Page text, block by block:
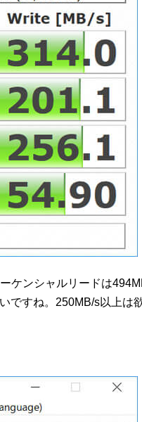
ケンシャルリードは
ですね。250MB/s以上は